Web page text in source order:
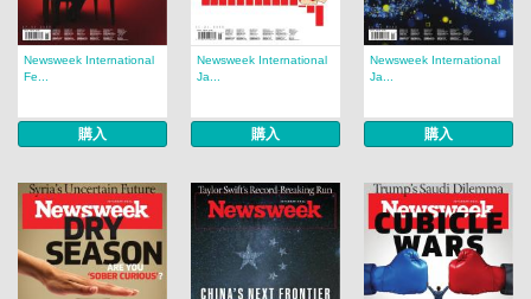
Newsweek International
Fe...
購入
Newsweek International
Ja...
購入
Newsweek International
Ja...
購入